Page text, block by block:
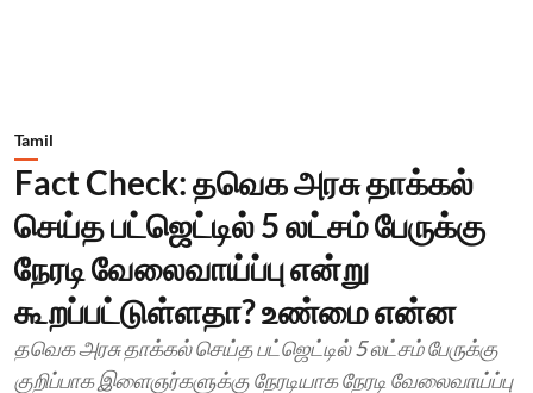
Tamil
Fact Check: தவெக அரசு தாக்கல்
செய்த பட்ஜெட்டில் 5 லட்சம் பேருக்கு
நேரடி வேலைவாய்ப்பு என்று
கூறப்பட்டுள்ளதா? உண்மை என்ன
தவெக அரசு தாக்கல் செய்த பட்ஜெட்டில் 5 லட்சம் பேருக்கு
குறிப்பாக இளைஞர்களுக்கு நேரடியாக நேரடி வேலைவாய்ப்பு